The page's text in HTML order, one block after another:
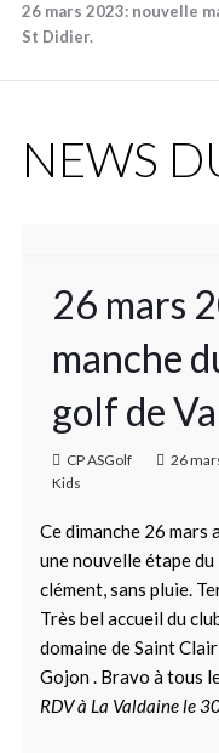
26 mars 2023: nouvelle
St Didier.
NEWS
26 mars
manche
golf de
CP ASGolf 26
Kids
Ce dimanche 26 mars
une nouvelle étape
clément, sans pluie.
Très bel accueil du
domaine de Saint
Gojon . Bravo à tous
RDV à La Valdaine le